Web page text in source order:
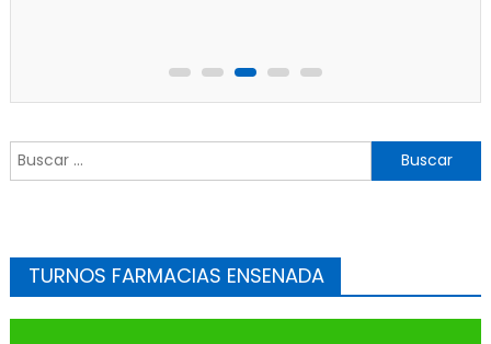
Buscar:
TURNOS FARMACIAS ENSENADA